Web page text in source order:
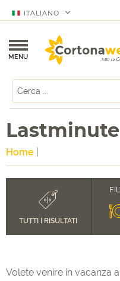
ITALIANO
MENU
Lastminute
Home
TUTTI I RISULTATI
Volete venire in vacanza